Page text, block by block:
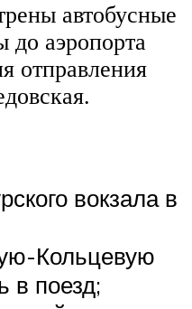
автобусные
аэропорта
отправления
вокзала в
Кольцевую
в поезд;